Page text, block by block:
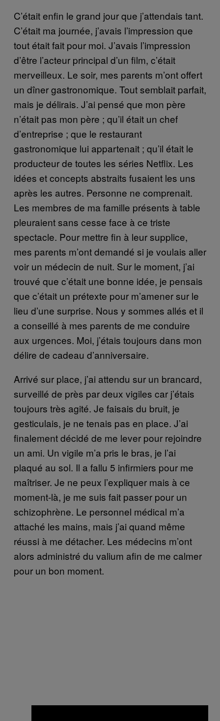
C’était enfin le grand jour que j’attendais tant.
C’était ma journée, j’avais l’impression que
tout était fait pour moi. J’avais l’impression
d’être l’acteur principal d’un film, c’était
merveilleux. Le soir, mes parents m’ont offert
un dîner gastronomique. Tout semblait parfait,
mais je délirais. J’ai pensé que mon père
n’était pas mon père ; qu’il était un chef
d’entreprise ; que le restaurant
gastronomique lui appartenait ; qu’il était le
producteur de toutes les séries Netflix. Les
idées et concepts abstraits fusaient les uns
après les autres. Personne ne comprenait.
Les membres de ma famille présents à table
pleuraient sans cesse face à ce triste
spectacle. Pour mettre fin à leur supplice,
mes parents m’ont demandé si je voulais aller
voir un médecin de nuit. Sur le moment, j’ai
trouvé que c’était une bonne idée, je pensais
que c’était un prétexte pour m’amener sur le
lieu d’une surprise. Nous y sommes allés et il
a conseillé à mes parents de me conduire
aux urgences. Moi, j’étais toujours dans mon
délire de cadeau d’anniversaire.
Arrivé sur place, j’ai attendu sur un brancard,
surveillé de près par deux vigiles car j’étais
toujours très agité. Je faisais du bruit, je
gesticulais, je ne tenais pas en place. J’ai
finalement décidé de me lever pour rejoindre
un ami. Un vigile m’a pris le bras, je l’ai
plaqué au sol. Il a fallu 5 infirmiers pour me
maîtriser. Je ne peux l’expliquer mais à ce
moment-là, je me suis fait passer pour un
schizophrène. Le personnel médical m’a
attaché les mains, mais j’ai quand même
réussi à me détacher. Les médecins m’ont
alors administré du valium afin de me calmer
pour un bon moment.